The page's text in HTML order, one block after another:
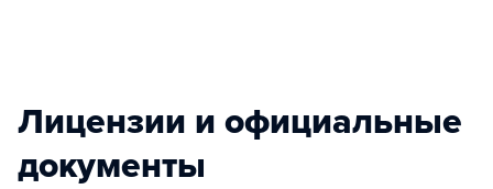
Лицензии и официальные
документы